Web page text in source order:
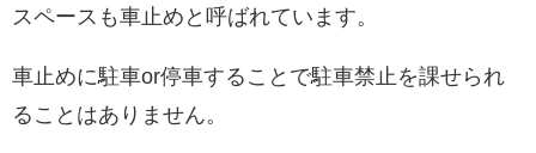
スペースも車止めと呼ばれています。
車止めに駐車or停車することで駐車禁止を課せられ
ることはありません。